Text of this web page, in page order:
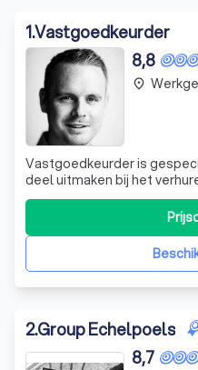
1.Vastgoedkeurder
8,8
Vastgoedkeurder is
deel uitmaken bij het
EPC, asbestattest en
place
2.Group Echelpoels
8,7